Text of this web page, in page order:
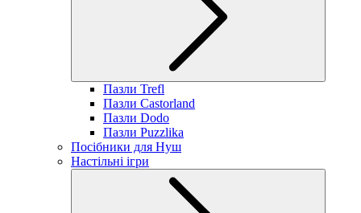
Пазли Trefl
Пазли Castorland
Пазли Dodo
Пазли Puzzlika
Посібники для Нуш
Настільні ігри